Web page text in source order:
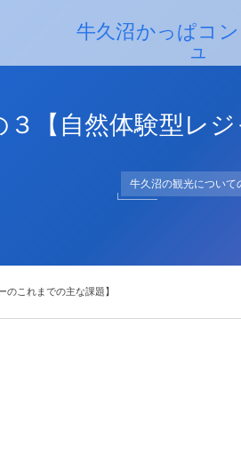
牛久沼かっぱコ
ュ
【自然体験型レ
牛久沼の観光について
これまでの主な課題】